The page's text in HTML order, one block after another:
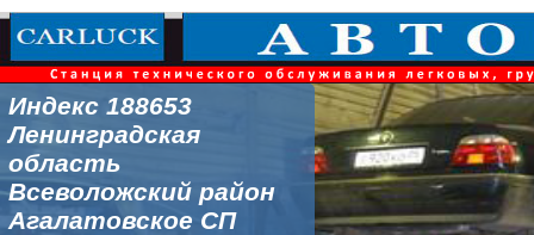
Индекс 188653
Ленинградская
область
Всеволожский район
Агалатовское СП